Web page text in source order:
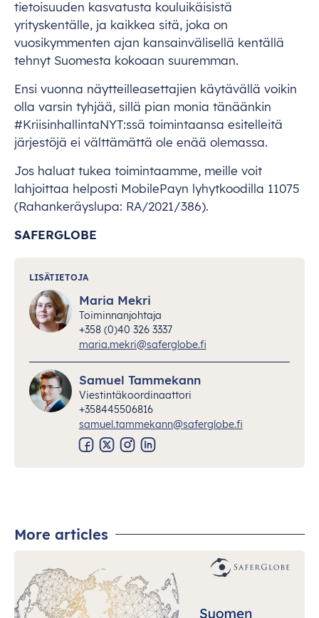
tietoisuuden kasvatusta kouluikäisistä
yrityskentälle, ja kaikkea sitä, joka on
vuosikymmenten ajan kansainvälisellä kentällä
tehnyt Suomesta kokoaan suuremman.
Ensi vuonna näytteilleasettajien käytävällä voikin
olla varsin tyhjää, sillä pian monia tänäänkin
#KriisinhallintaNYT:ssä toimintaansa esitelleitä
järjestöjä ei välttämättä ole enää olemassa.
Jos haluat tukea toimintaamme, meille voit
lahjoittaa helposti MobilePayn lyhytkoodilla 11075
(Rahankeräyslupa: RA/2021/386).
SAFERGLOBE
LISÄTIETOJA
Maria Mekri
Toiminnanjohtaja
+358 (0)40 326 3337
maria.mekri@saferglobe.fi
Samuel Tammekann
Viestintäkoordinaattori
+358445506816
samuel.tammekann@saferglobe.fi
More articles